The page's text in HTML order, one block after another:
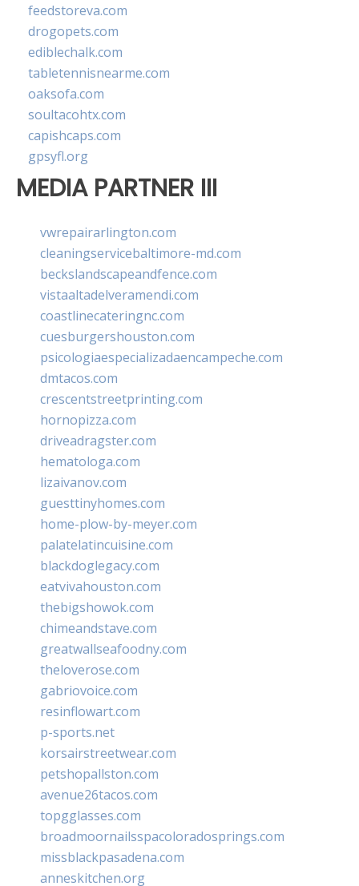
feedstoreva.com
drogopets.com
ediblechalk.com
tabletennisnearme.com
oaksofa.com
soultacohtx.com
capishcaps.com
gpsyfl.org
MEDIA PARTNER III
vwrepairarlington.com
cleaningservicebaltimore-md.com
beckslandscapeandfence.com
vistaaltadelveramendi.com
coastlinecateringnc.com
cuesburgershouston.com
psicologiaespecializadaencampeche.com
dmtacos.com
crescentstreetprinting.com
hornopizza.com
driveadragster.com
hematologa.com
lizaivanov.com
guesttinyhomes.com
home-plow-by-meyer.com
palatelatincuisine.com
blackdoglegacy.com
eatvivahouston.com
thebigshowok.com
chimeandstave.com
greatwallseafoodny.com
theloverose.com
gabriovoice.com
resinflowart.com
p-sports.net
korsairstreetwear.com
petshopallston.com
avenue26tacos.com
topgglasses.com
broadmoornailsspacoloradosprings.com
missblackpasadena.com
anneskitchen.org